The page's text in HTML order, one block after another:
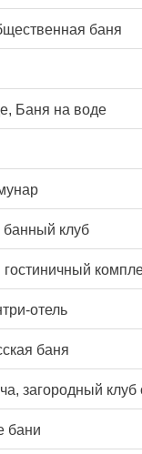
баня
Баня на воде
клуб
отель
баня
загородный клуб
бани